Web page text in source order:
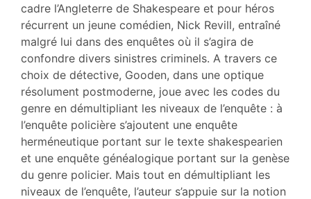
cadre l’Angleterre de Shakespeare et pour héros
récurrent un jeune comédien, Nick Revill, entraîné
malgré lui dans des enquêtes où il s’agira de
confondre divers sinistres criminels. A travers ce
choix de détective, Gooden, dans une optique
résolument postmoderne, joue avec les codes du
genre en démultipliant les niveaux de l’enquête : à
l’enquête policière s’ajoutent une enquête
herméneutique portant sur le texte shakespearien
et une enquête généalogique portant sur la genèse
du genre policier. Mais tout en démultipliant les
niveaux de l’enquête, l’auteur s’appuie sur la notion